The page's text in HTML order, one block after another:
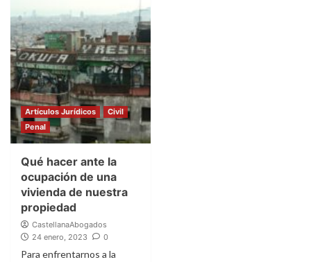
Artículos Jurídicos
Civil
Penal
Qué hacer ante la
ocupación de una
vivienda de nuestra
propiedad
CastellanaAbogados
24 enero, 2023
0
Para enfrentarnos a la